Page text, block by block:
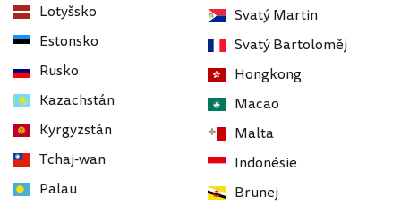
Lotyšsko
Estonsko
Rusko
Kazachstán
Kyrgyzstán
Tchaj-wan
Palau
Svatý Martin
Svatý Bartoloměj
Hongkong
Macao
Malta
Indonésie
Brunej